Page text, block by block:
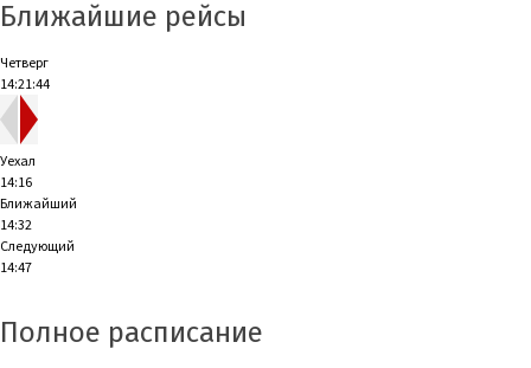
Ближайшие рейсы
Четверг
14:21:44
Уехал
14:16
Ближайший
14:32
Следующий
14:47
Полное расписание